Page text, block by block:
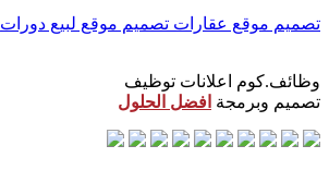
تصميم موقع عقارات تصميم موقع لبيع دورات
وظائف.كوم اعلانات توظيف
تصميم وبرمجة افضل الحلول